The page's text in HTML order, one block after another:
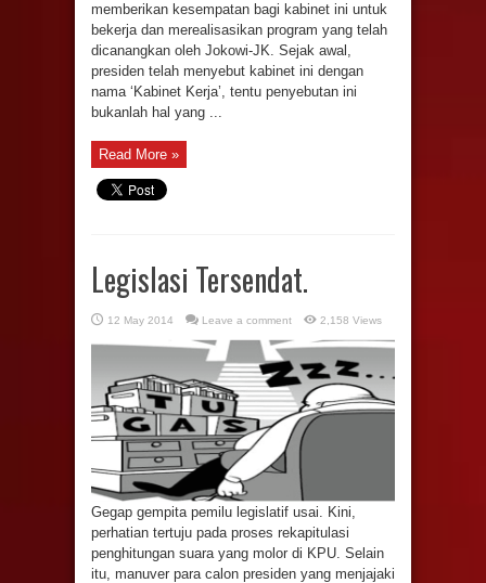
memberikan kesempatan bagi kabinet ini untuk
bekerja dan merealisasikan program yang telah
dicanangkan oleh Jokowi-JK. Sejak awal,
presiden telah menyebut kabinet ini dengan
nama ‘Kabinet Kerja’, tentu penyebutan ini
bukanlah hal yang ...
Read More »
Legislasi Tersendat.
12 May 2014 Leave a comment 2,158 Views
Gegap gempita pemilu legislatif usai. Kini,
perhatian tertuju pada proses rekapitulasi
penghitungan suara yang molor di KPU. Selain
itu, manuver para calon presiden yang menjajaki